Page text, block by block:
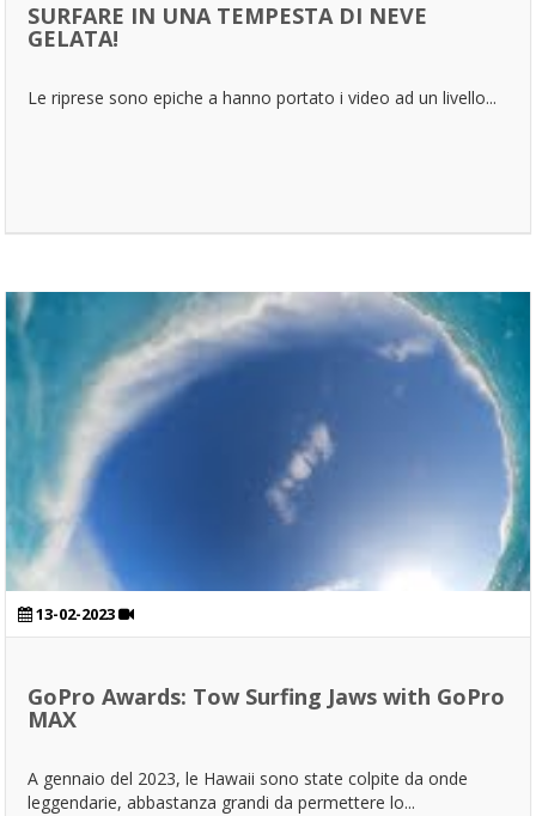
SURFARE IN UNA TEMPESTA DI NEVE
GELATA!
Le riprese sono epiche a hanno portato i video ad un livello...
13-02-2023
GoPro Awards: Tow Surfing Jaws with GoPro
MAX
A gennaio del 2023, le Hawaii sono state colpite da onde
leggendarie, abbastanza grandi da permettere lo...